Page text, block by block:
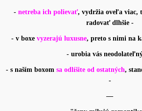
- netreba ich polievať, vydržia oveľa viac,
radovať dlhšie -
- v boxe vyzerajú luxusne, preto s nimi na
- urobia vás
- s naším boxom sa odlíšite od ostatných,
-
—